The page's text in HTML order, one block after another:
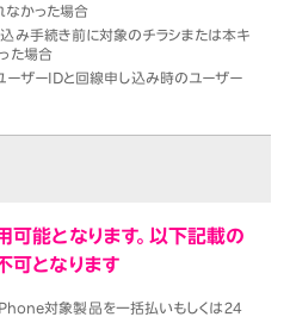
なかった場合
み手続き前に対象のチラシまたは本キ
た場合
ーザーIDと回線申し込み時のユーザー
可能となります。以下記載の
可となります
対象製品を一括払いもしくは24